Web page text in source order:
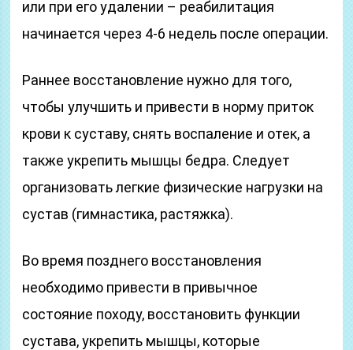
или при его удалении – реабилитация
начинается через 4-6 недель после операции.
Раннее восстановление нужно для того,
чтобы улучшить и привести в норму приток
крови к суставу, снять воспаление и отек, а
также укрепить мышцы бедра. Следует
организовать легкие физические нагрузки на
сустав (гимнастика, растяжка).
Во время позднего восстановления
необходимо привести в привычное
состояние походу, восстановить функции
сустава, укрепить мышцы, которые